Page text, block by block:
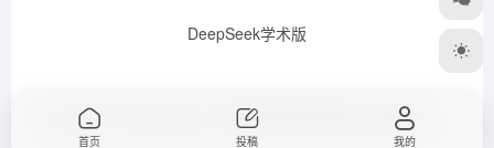
DeepSeek学术版
Copyright © 2026 AIPedias｜AI导航网 浙ICP备2023026385号-3
首页 投稿 我的